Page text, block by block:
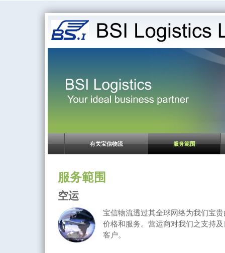
有关宝信物流 服务範围
服务範围
空运
宝信物流透过其全球网络为我们宝
价格和服务。营运商对我们之支持
客户。